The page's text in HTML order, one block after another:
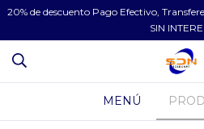
20% de descuento Pago Efectivo,
SIN
MENÚ